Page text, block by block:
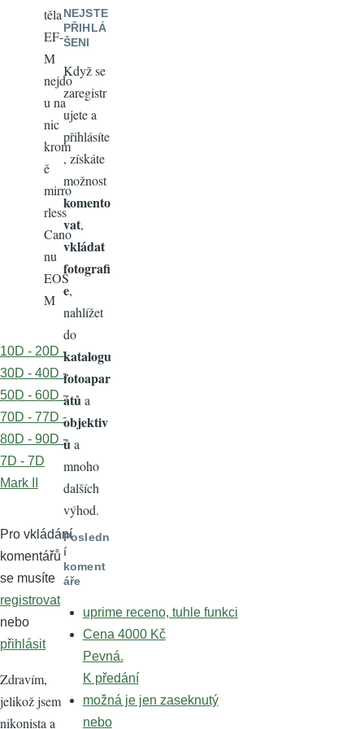
těla
EF-
M
nejdo
u na
nic
krom
ě
mirro
rless
Cano
nu
EOS
M
10D - 20D -
30D - 40D -
50D - 60D -
70D - 77D -
80D - 90D -
7D - 7D
Mark II
Pro vkládání
komentářů
se musíte
registrovat
nebo
přihlásit
Zdravím,
jelikož jsem
nikonista a
NEJSTE
PŘIHLÁ
ŠENI
Když se
zaregistr
ujete a
přihlásíte
, získáte
možnost
komento
vat,
vkládat
fotografi
e,
nahlížet
do
katalogu
fotoapar
átů a
objektiv
ů a
mnoho
dalších
výhod.
Posledn
í
koment
áře
uprime receno, tuhle funkci
Cena 4000 Kč
Pevná.
K předání
možná je jen zaseknutý
nebo